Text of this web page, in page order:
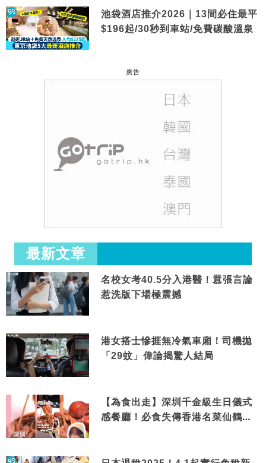
池袋酒店推介2026｜13間必住最平
$196起/30秒到車站/免費碳酸溫泉
廣告
最新文章
名校女考40.5分入港醫！囂張言論
惹洗版下場極震撼
港女搭士慘捱無冷氣車廂！司機拋
「29蚊」偉論揭驚人結局
【為食出走】深圳千金級生日儀式
感餐廳！必食失傳香港名菜仙鶴神